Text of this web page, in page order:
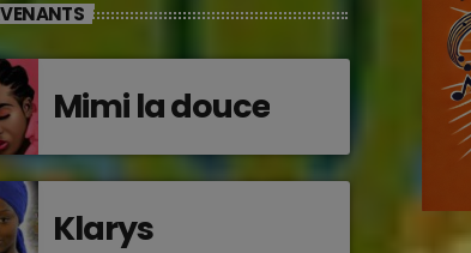
Mimi la douce
Klarys